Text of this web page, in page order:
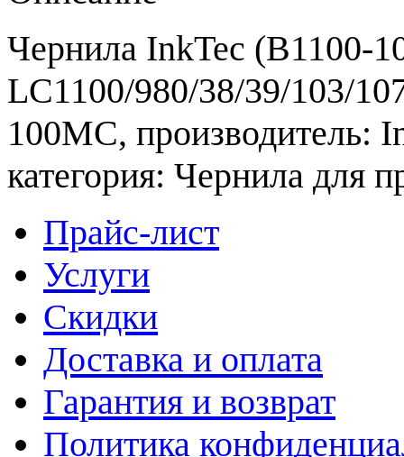
Чернила InkTec (B1100-
LC1100/980/38/39/103/
100MC, производитель:
категория: Чернила для
Прайс-лист
Услуги
Скидки
Доставка и оплата
Гарантия и возврат
Политика